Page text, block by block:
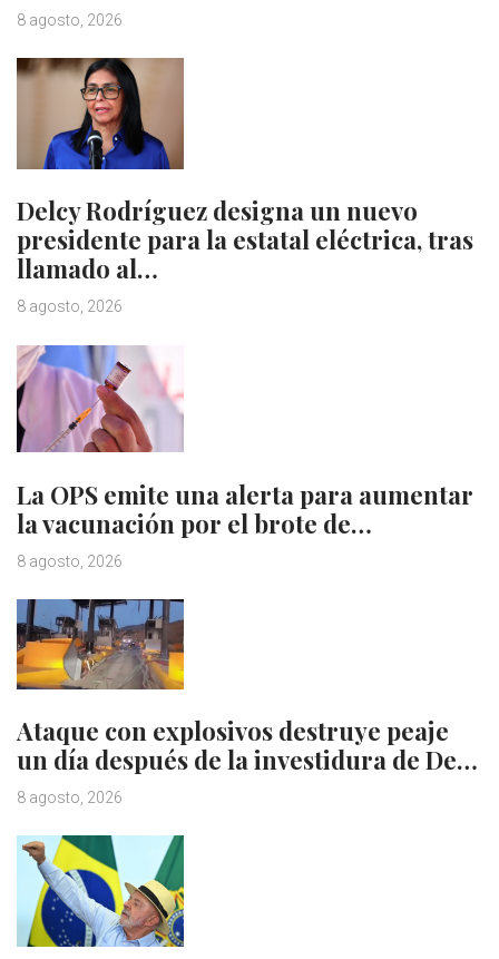
8 agosto, 2026
Delcy Rodríguez designa un nuevo
presidente para la estatal eléctrica, tras
llamado al…
8 agosto, 2026
La OPS emite una alerta para aumentar
la vacunación por el brote de…
8 agosto, 2026
Ataque con explosivos destruye peaje
un día después de la investidura de De…
8 agosto, 2026